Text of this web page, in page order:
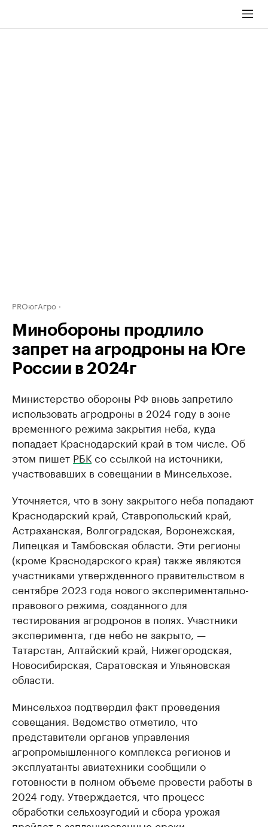
PROюгАгро
Минобороны продлило
запрет на агродроны на Юге
России в 2024г
Министерство обороны РФ вновь запретило
использовать агродроны в 2024 году в зоне
временного режима закрытия неба, куда
попадает Краснодарский край в том числе. Об
этом пишет РБКсо ссылкой на источники,
участвовавших в совещании в Минсельхозе.
Уточняется, что в зону закрытого неба попадают
Краснодарский край, Ставропольский край,
Астраханская, Волгоградская, Воронежская,
Липецкая и Тамбовская области. Эти регионы
(кроме Краснодарского края) также являются
участниками утвержденного правительством в
сентябре 2023 года нового экспериментально-
правового режима, созданного для
тестирования агродронов в полях. Участники
эксперимента, где небо не закрыто, —
Татарстан, Алтайский край, Нижегородская,
Новосибирская, Саратовская и Ульяновская
области.
Минсельхоз подтвердил факт проведения
совещания. Ведомство отметило, что
представители органов управления
агропромышленного комплекса регионов и
эксплуатанты авиатехники сообщили о
готовности в полном объеме провести работы в
2024 году. Утверждается, что процесс
обработки сельхозугодий и сбора урожая